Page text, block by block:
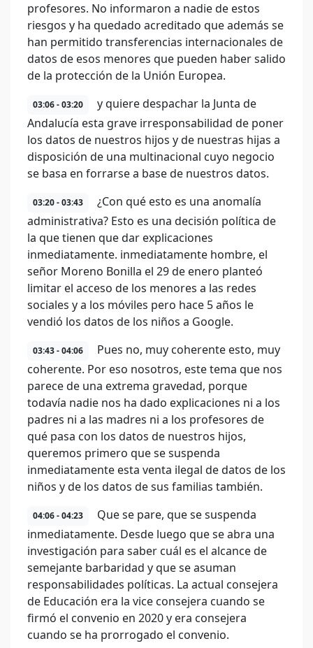
profesores. No informaron a nadie de estos
riesgos y ha quedado acreditado que además se
han permitido transferencias internacionales de
datos de esos menores que pueden haber salido
de la protección de la Unión Europea.
03:06 - 03:20
y quiere despachar la Junta de
Andalucía esta grave irresponsabilidad de poner
los datos de nuestros hijos y de nuestras hijas a
disposición de una multinacional cuyo negocio
se basa en forrarse a base de nuestros datos.
03:20 - 03:43
¿Con qué esto es una anomalía
administrativa? Esto es una decisión política de
la que tienen que dar explicaciones
inmediatamente. inmediatamente hombre, el
señor Moreno Bonilla el 29 de enero planteó
limitar el acceso de los menores a las redes
sociales y a los móviles pero hace 5 años le
vendió los datos de los niños a Google.
03:43 - 04:06
Pues no, muy coherente esto, muy
coherente. Por eso nosotros, este tema que nos
parece de una extrema gravedad, porque
todavía nadie nos ha dado explicaciones ni a los
padres ni a las madres ni a los profesores de
qué pasa con los datos de nuestros hijos,
queremos primero que se suspenda
inmediatamente esta venta ilegal de datos de los
niños y de los datos de sus familias también.
04:06 - 04:23
Que se pare, que se suspenda
inmediatamente. Desde luego que se abra una
investigación para saber cuál es el alcance de
semejante barbaridad y que se asuman
responsabilidades políticas. La actual consejera
de Educación era la vice consejera cuando se
firmó el convenio en 2020 y era consejera
cuando se ha prorrogado el convenio.